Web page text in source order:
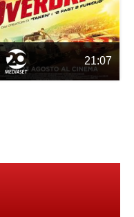
21:07